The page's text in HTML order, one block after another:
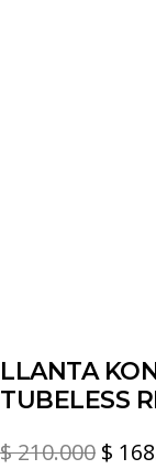
LLANTA
TUBELESS
$210.000 El
$